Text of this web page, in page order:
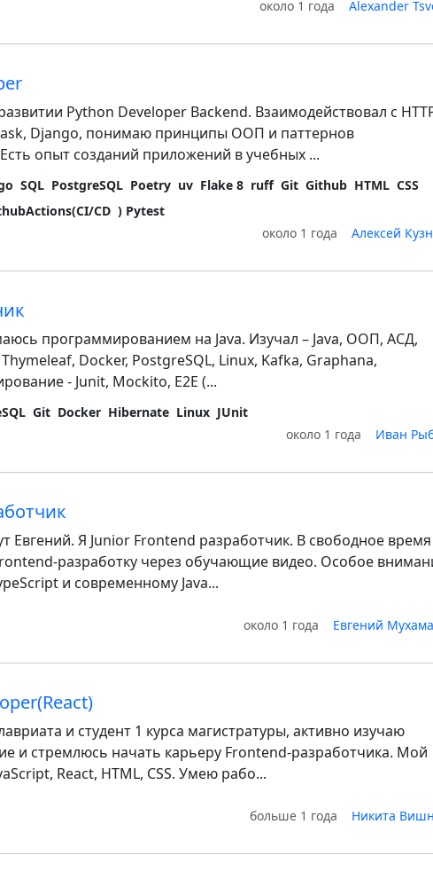
около 1 года
Alexander
Python Developer Backend. Взаимодействовал с
Django, понимаю принципы ООП и паттернов
опыт созданий приложений в учебных ...
SQL PostgreSQL Poetry uv Flake 8 ruff Git Github HTML CSS
CD ) Pytest
около 1 года
Алексей
программированием на Java. Изучал – Java, ООП, АСД,
Docker, PostgreSQL, Linux, Kafka, Graphana,
- Junit, Mockito, E2E (...
Git Docker Hibernate Linux JUnit
около 1 года
Иван
Евгений. Я Junior Frontend разработчик. В свободное время
разработку через обучающие видео. Особое
и современному Java...
около 1 года Евгений
и студент 1 курса магистратуры, активно изучаю
и стремлюсь начать карьеру Frontend-разработчика. Мой
React, HTML, CSS. Умею рабо...
больше 1 года Никита